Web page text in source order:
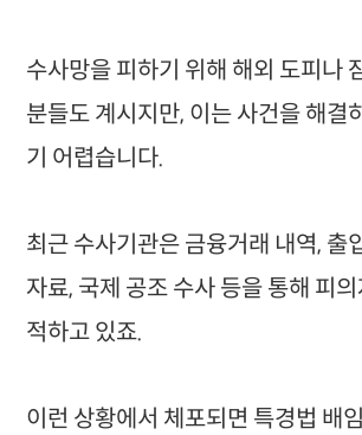
수사망을 피하기 위해 해외 도피나
분들도 계시지만, 이는 사건을 해결
기 어렵습니다.
최근 수사기관은 금융거래 내역, 출
자료, 국제 공조 수사 등을 통해 피
적하고 있죠.
이런 상황에서 체포되면 특경법 배